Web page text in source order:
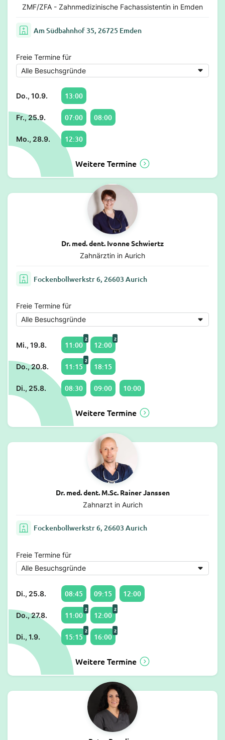
ZMF/ZFA - Zahnmedizinische Fachassistentin in Emden
Am Südbahnhof 35, 26725 Emden
Freie Termine für
Do., 10.9. 13:00
Fr., 25.9. 07:00 08:00
Mo., 28.9. 12:30
Weitere Termine
Dr. med. dent. Ivonne Schwiertz
Zahnärztin in Aurich
Fockenbollwerkstr 6, 26603 Aurich
Freie Termine für
Mi., 19.8. 11:00
2
12:00
2
Do., 20.8. 11:15
2
18:15
Di., 25.8. 08:30 09:00 10:00
Weitere Termine
Dr. med. dent. M.Sc. Rainer Janssen
Zahnarzt in Aurich
Fockenbollwerkstr 6, 26603 Aurich
Freie Termine für
Di., 25.8. 08:45 09:15 12:00
Do., 27.8. 11:00
2
12:00
2
Di., 1.9. 15:15
2
16:00
2
Weitere Termine